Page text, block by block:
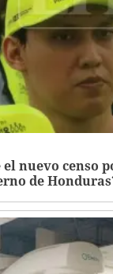
el nuevo censo
de